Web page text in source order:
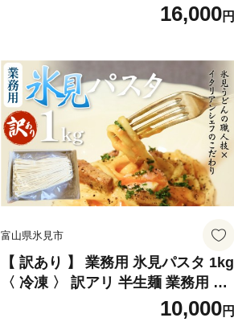
16,000円
富山県氷見市
【 訳あり 】 業務用 氷見パスタ 1kg
〈 冷凍 〉 訳アリ 半生麺 業務用 ア
レンジ 簡易包装 富山 氷見10,000円